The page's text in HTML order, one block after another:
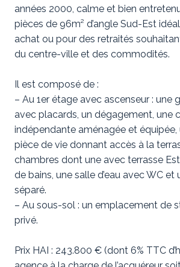
années 2000, calme et bien
pièces de 96m² d’angle Sud-Est
achat ou pour des retraités
du centre-ville et des commodités.
Il est composé de :
– Au 1er étage avec ascenseur : une
avec placards, un dégagement, une
indépendante aménagée et équipée,
pièce de vie donnant accès à la
chambres dont une avec terrasse
de bains, une salle d’eau avec WC et
séparé.
– Au sous-sol : un emplacement de
privé.
Prix HAI : 243.800 € (dont 6% TTC